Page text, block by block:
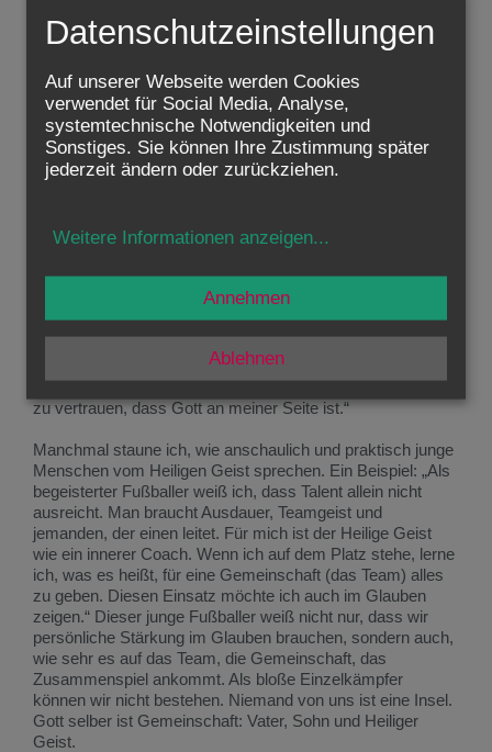
bewusste Entscheidung ist: „In der Firmvorbereitung habe
ich viel darüber nachgedacht, was ich eigentlich glaube und
was mir mein Glaube bedeutet. Mir ist klar geworden, dass
ich nicht nur ‚automatisch‘ zur Kirche gehören will, weil ich
getauft wurde oder weil es meine Eltern so gewollt haben.
Ich möchte selbst entscheiden und aus eigener
Überzeugung ‚Ja‘ zu Gott sagen. Darum möchte ich gefirmt
werden.“
erfreulichen Wandel: Immer mehr junge Menschen suchen
erleben viele muslimische Jugendliche, die ihren Glauben
ernst nehmen, und beginnen, selber nach dem christlichen
Glauben zu suchen, trotz mancher Widerstände:
dass man an Gott glaubt. Man könnte als ‚uncool‘
abgestempelt werden. Aber ich möchte lernen, mehr darauf
zu vertrauen, dass Gott an meiner Seite ist.“
Manchmal staune ich, wie anschaulich und praktisch junge
Menschen vom Heiligen Geist sprechen. Ein Beispiel: „Als
begeisterter Fußballer weiß ich, dass Talent allein nicht
ausreicht. Man braucht Ausdauer, Teamgeist und
jemanden, der einen leitet. Für mich ist der Heilige Geist
wie ein innerer Coach. Wenn ich auf dem Platz stehe, lerne
ich, was es heißt, für eine Gemeinschaft (das Team) alles
zu geben. Diesen Einsatz möchte ich auch im Glauben
zeigen.“ Dieser junge Fußballer weiß nicht nur, dass wir
persönliche Stärkung im Glauben brauchen, sondern auch,
wie sehr es auf das Team, die Gemeinschaft, das
Zusammenspiel ankommt. Als bloße Einzelkämpfer
können wir nicht bestehen. Niemand von uns ist eine Insel.
Gott selber ist Gemeinschaft: Vater, Sohn und Heiliger
Geist.
Datenschutzeinstellungen
Auf unserer Webseite werden Cookies
verwendet für Social Media, Analyse,
systemtechnische Notwendigkeiten und
Sonstiges. Sie können Ihre Zustimmung später
jederzeit ändern oder zurückziehen.
Weitere Informationen anzeigen...
Ablehnen
Annehmen